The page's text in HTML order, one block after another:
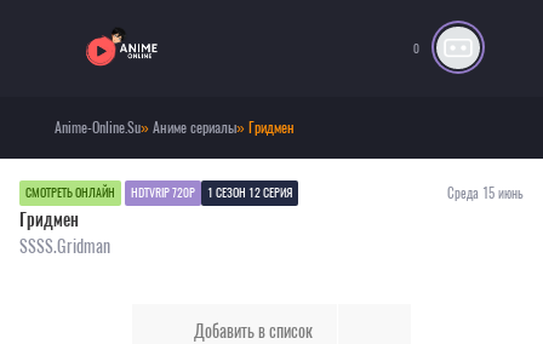
0
Anime-Online.Su»Аниме сериалы» Гридмен
СМОТРЕТЬ ОНЛАЙН HDTVRIP 720P 1 СЕЗОН 12 СЕРИЯ Среда 15 июнь
Гридмен
SSSS.Gridman
Добавить в список